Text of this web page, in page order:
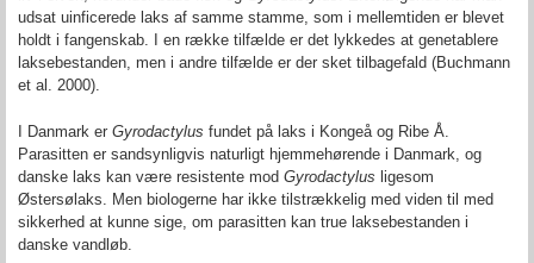
udsat uinficerede laks af samme stamme, som i mellemtiden er blevet
holdt i fangenskab. I en række tilfælde er det lykkedes at genetablere
laksebestanden, men i andre tilfælde er der sket tilbagefald (Buchmann
et al. 2000).
I Danmark er Gyrodactylus fundet på laks i Kongeå og Ribe Å.
Parasitten er sandsynligvis naturligt hjemmehørende i Danmark, og
danske laks kan være resistente mod Gyrodactylus ligesom
Østersølaks. Men biologerne har ikke tilstrækkelig med viden til med
sikkerhed at kunne sige, om parasitten kan true laksebestanden i
danske vandløb.